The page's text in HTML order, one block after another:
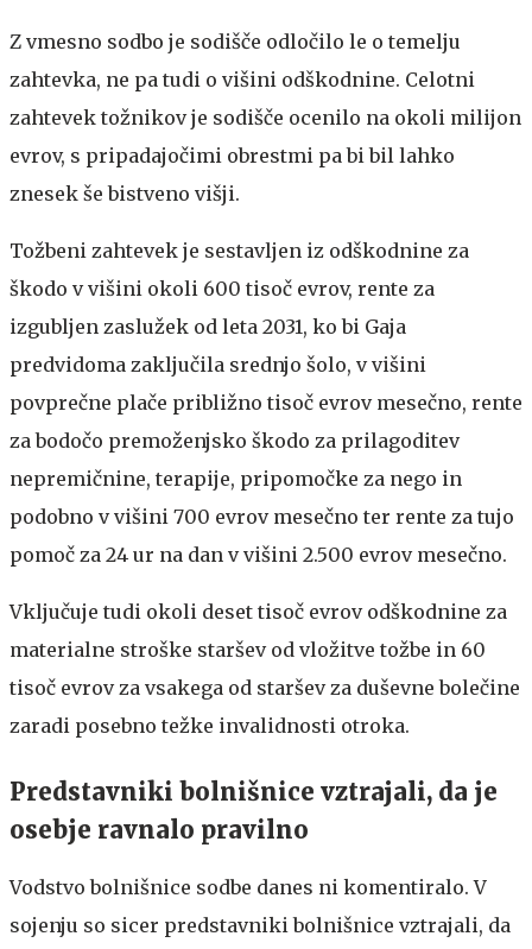
Z vmesno sodbo je sodišče odločilo le o temelju
zahtevka, ne pa tudi o višini odškodnine. Celotni
zahtevek tožnikov je sodišče ocenilo na okoli milijon
evrov, s pripadajočimi obrestmi pa bi bil lahko
znesek še bistveno višji.
Tožbeni zahtevek je sestavljen iz odškodnine za
škodo v višini okoli 600 tisoč evrov, rente za
izgubljen zaslužek od leta 2031, ko bi Gaja
predvidoma zaključila srednjo šolo, v višini
povprečne plače približno tisoč evrov mesečno, rente
za bodočo premoženjsko škodo za prilagoditev
nepremičnine, terapije, pripomočke za nego in
podobno v višini 700 evrov mesečno ter rente za tujo
pomoč za 24 ur na dan v višini 2.500 evrov mesečno.
Vključuje tudi okoli deset tisoč evrov odškodnine za
materialne stroške staršev od vložitve tožbe in 60
tisoč evrov za vsakega od staršev za duševne bolečine
zaradi posebno težke invalidnosti otroka.
Predstavniki bolnišnice vztrajali, da je
osebje ravnalo pravilno
Vodstvo bolnišnice sodbe danes ni komentiralo. V
sojenju so sicer predstavniki bolnišnice vztrajali, da